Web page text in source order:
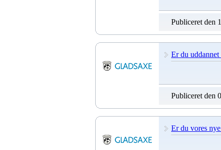
Publiceret den
Er du
Publiceret den
Er du vores